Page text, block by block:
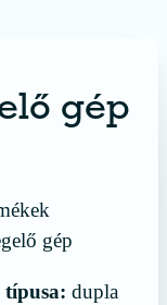
gép
gép
típusa: dupla